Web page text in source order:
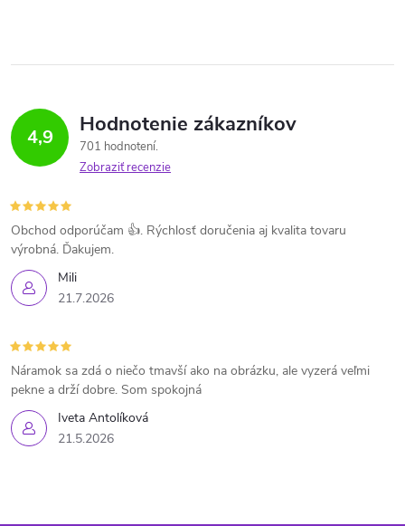
4,9 Hodnotenie zákazníkov
701 hodnotení
Zobraziť recenzie
Mili
21.7.2026
Obchod odporúčam 👍. Rýchlosť doručenia aj kvalita tovaru
výrobná. Ďakujem.
Iveta Antolíková
21.5.2026
Náramok sa zdá o niečo tmavší ako na obrázku, ale vyzerá veľmi
pekne a drží dobre. Som spokojná